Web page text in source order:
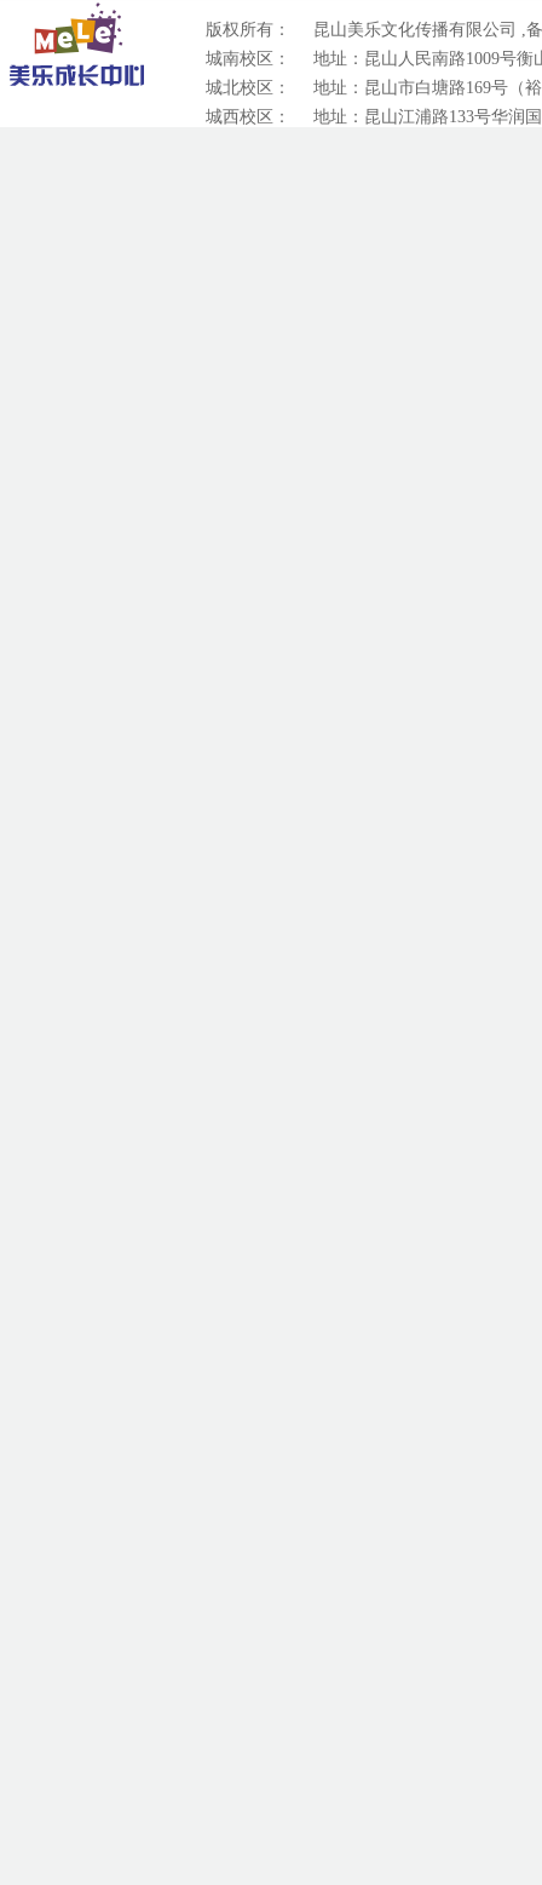
版权所有：
昆山美乐文化传播有限公司 ,
城南校区：
地址：昆山人民南路1009号衡
城北校区：
地址：昆山市白塘路169号（
城西校区：
地址：昆山江浦路133号华润